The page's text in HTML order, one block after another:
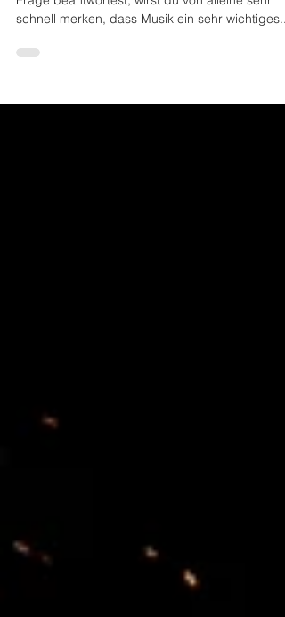
auf deine Zeit mit Gott hat!?
Wann und wo hörst du Musik? Wenn du dir die
schnell merken, dass Musik ein sehr wichtiges...